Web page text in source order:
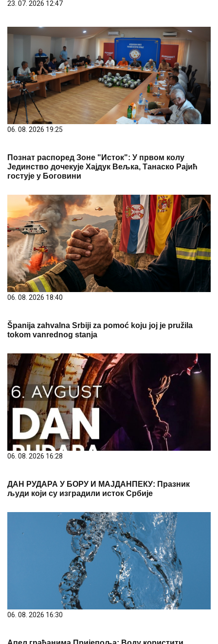
23. 07. 2026 12:47
06. 08. 2026 19:25
Познат распоред Зоне "Исток": У првом колу
Јединство дочекује Хајдук Вељка, Танаско Рајић
гостује у Боговини
06. 08. 2026 18:40
Španija zahvalna Srbiji za pomoć koju joj je pružila
tokom vanrednog stanja
06. 08. 2026 16:28
ДАН РУДАРА У БОРУ И МАЈДАНПЕКУ: Празник
људи који су изградили исток Србије
06. 08. 2026 16:30